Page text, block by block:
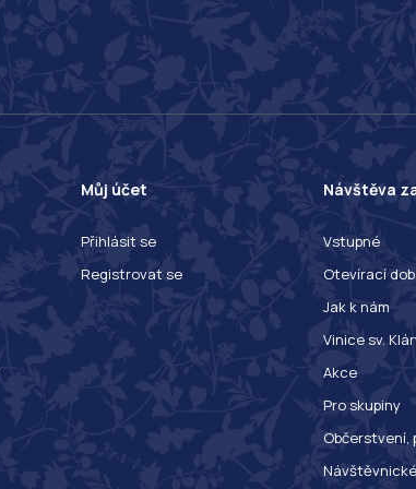
Můj účet
Přihlásit se
Registrovat se
Návštěva
Vstupné
Otevírací
Jak k nám
Vinice sv.
Akce
Pro skupiny
Občerstvení,